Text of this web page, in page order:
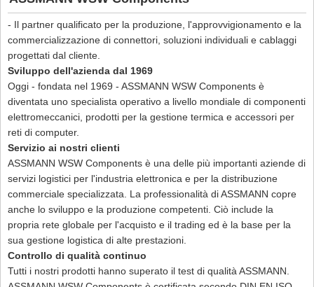
- Il partner qualificato per la produzione, l'approvvigionamento e la
commercializzazione di connettori, soluzioni individuali e cablaggi
progettati dal cliente.
Sviluppo dell'azienda dal 1969
Oggi - fondata nel 1969 - ASSMANN WSW Components è
diventata uno specialista operativo a livello mondiale di componenti
elettromeccanici, prodotti per la gestione termica e accessori per
reti di computer.
Servizio ai nostri clienti
ASSMANN WSW Components è una delle più importanti aziende di
servizi logistici per l'industria elettronica e per la distribuzione
commerciale specializzata. La professionalità di ASSMANN copre
anche lo sviluppo e la produzione competenti. Ciò include la
propria rete globale per l'acquisto e il trading ed è la base per la
sua gestione logistica di alte prestazioni.
Controllo di qualità continuo
Tutti i nostri prodotti hanno superato il test di qualità ASSMANN.